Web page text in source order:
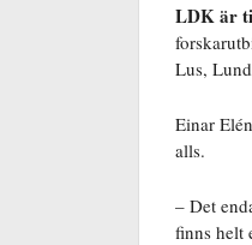
LDK är
Lus,
Einar
alls.
– Det
finns helt